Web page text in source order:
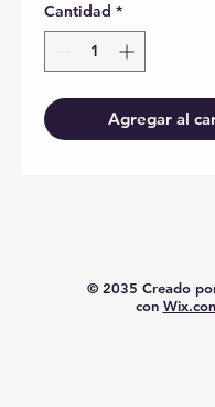
Cantidad *
Agregar al
© 2035 Creado
con